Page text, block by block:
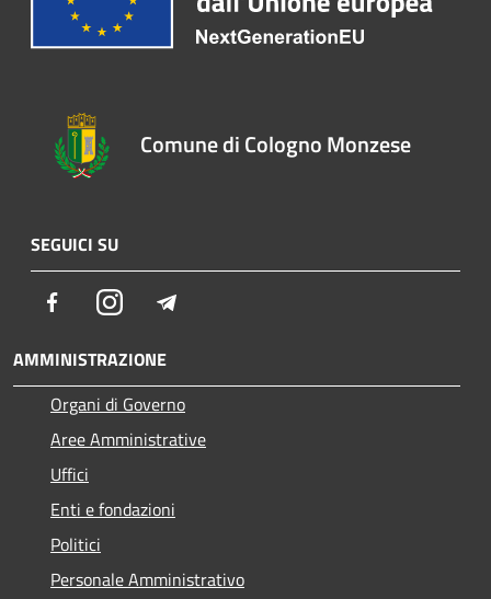
Comune di Cologno Monzese
SEGUICI SU
FacebookInstagram
AMMINISTRAZIONE
Organi di Governo
Aree Amministrative
Uffici
Enti e fondazioni
Politici
Personale Amministrativo